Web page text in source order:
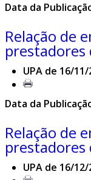
Data da
Relação de
prestadores
UPA de 16/
Data da
Relação de
prestadores
UPA de 16/